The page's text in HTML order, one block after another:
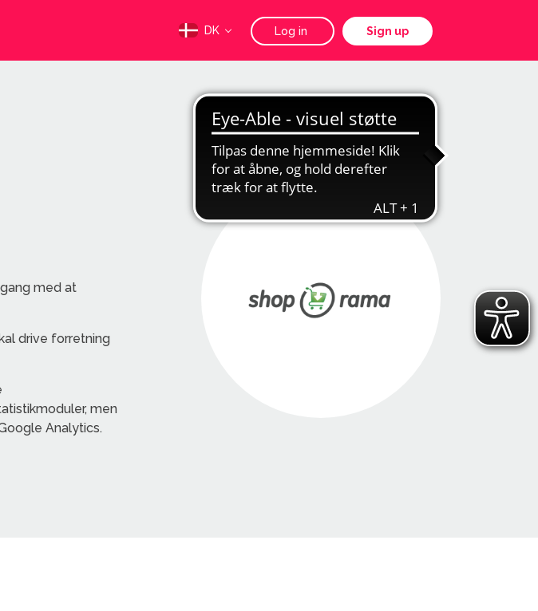
DK Log in Sign up
med at
drive forretning
men
Analytics.